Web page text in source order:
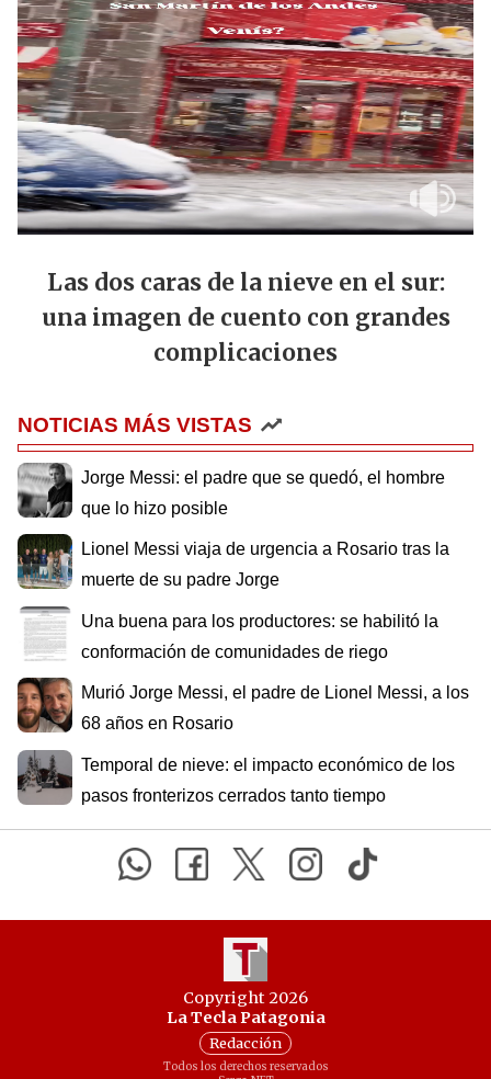
Las dos caras de la nieve en el sur:
una imagen de cuento con grandes
complicaciones
NOTICIAS MÁS VISTAS
Jorge Messi: el padre que se quedó, el hombre
que lo hizo posible
Lionel Messi viaja de urgencia a Rosario tras la
muerte de su padre Jorge
Una buena para los productores: se habilitó la
conformación de comunidades de riego
Murió Jorge Messi, el padre de Lionel Messi, a los
68 años en Rosario
Temporal de nieve: el impacto económico de los
pasos fronterizos cerrados tanto tiempo
Copyright 2026
La Tecla Patagonia
Redacción
Todos los derechos reservados